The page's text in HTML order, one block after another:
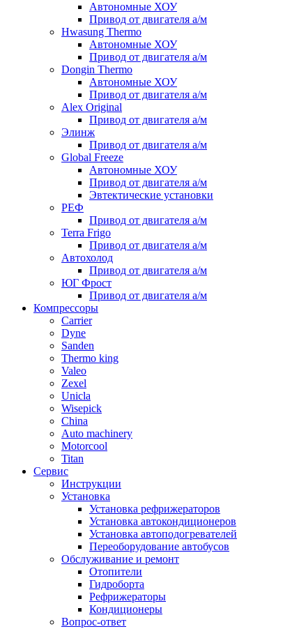
Автономные ХОУ
Привод от двигателя а/м
Hwasung Thermo
Автономные ХОУ
Привод от двигателя а/м
Dongin Thermo
Автономные ХОУ
Привод от двигателя а/м
Alex Original
Привод от двигателя а/м
Элинж
Привод от двигателя а/м
Global Freeze
Автономные ХОУ
Привод от двигателя а/м
Эвтектические установки
РЕФ
Привод от двигателя а/м
Terra Frigo
Привод от двигателя а/м
Автохолод
Привод от двигателя а/м
ЮГ Фрост
Привод от двигателя а/м
Компрессоры
Carrier
Dyne
Sanden
Thermo king
Valeo
Zexel
Unicla
Wisepick
China
Auto machinery
Motorcool
Titan
Сервис
Инструкции
Установка
Установка рефрижераторов
Установка автокондиционеров
Установка автоподогревателей
Переоборудование автобусов
Обслуживание и ремонт
Отопители
Гидроборта
Рефрижераторы
Кондиционеры
Вопрос-ответ